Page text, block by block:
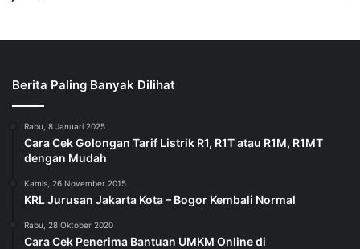
Berita Paling Banyak Dilihat
Rabu, 8 Januari 2025
Cara Cek Golongan Tarif Listrik R1, R1T atau R1M, R1MT
dengan Mudah
Kamis, 26 November 2015
KRL Jurusan Jakarta Kota – Bogor Kembali Normal
Rabu, 28 Oktober 2020
Cara Cek Penerima Bantuan UMKM Online di